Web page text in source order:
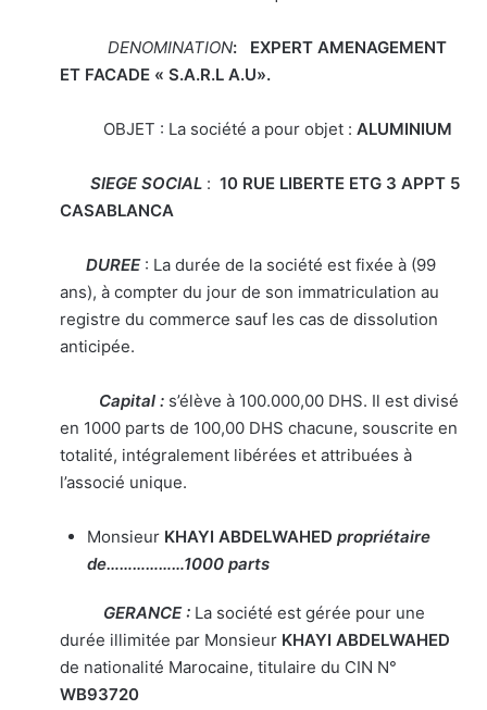
DENOMINATION: EXPERT AMENAGEMENT
ET FACADE « S.A.R.L A.U».
OBJET : La société a pour objet : ALUMINIUM
SIEGE SOCIAL : 10 RUE LIBERTE ETG 3 APPT 5
CASABLANCA
DUREE: La durée de la société est fixée à (99
ans), à compter du jour de son immatriculation au
registre du commerce sauf les cas de dissolution
anticipée.
Capital : s’élève à 100.000,00 DHS. Il est divisé
en 1000 parts de 100,00 DHS chacune, souscrite en
totalité, intégralement libérées et attribuées à
l’associé unique.
Monsieur KHAYI ABDELWAHED propriétaire
de………………1000 parts
GERANCE : La société est gérée pour une
durée illimitée par Monsieur KHAYI ABDELWAHED
de nationalité Marocaine, titulaire du CIN N°
WB93720